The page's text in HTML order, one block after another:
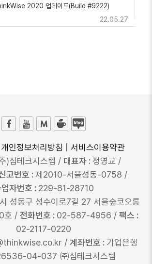
2020 업데이트(Build #9222)
22.05.27
개인정보처리방침
서비스이용약관
)심테크시스템 / 대표자 :정영교 /
고번호 :제2010-서울성동-0758 /
자번호 : 229-81-28710
성동구 성수이로7길 27 서울숲코오롱
호 / 전화번호 : 02-587-4956 / 팩스 :
02-2117-0220
/ 계좌번호 : 기업은행
04-037 ㈜심테크시스템